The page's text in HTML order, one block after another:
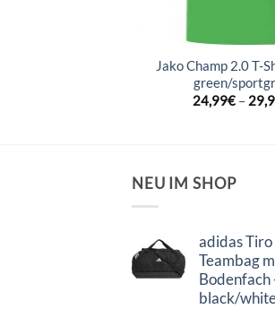
Jako Champ 2.0 T-
green/
24,99€ –
NEU IM SHOP
adidas Tiro
Teambag
Bodenfach
black/